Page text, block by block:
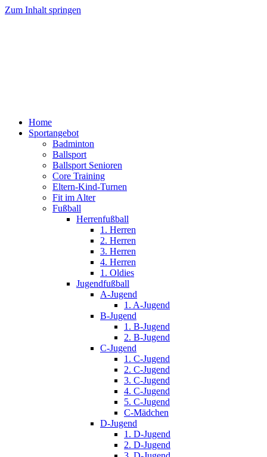
Zum Inhalt springen
Home
Sportangebot
Badminton
Ballsport
Ballsport Senioren
Core Training
Eltern-Kind-Turnen
Fit im Alter
Fußball
Herrenfußball
1. Herren
2. Herren
3. Herren
4. Herren
1. Oldies
Jugendfußball
A-Jugend
1. A-Jugend
B-Jugend
1. B-Jugend
2. B-Jugend
C-Jugend
1. C-Jugend
2. C-Jugend
3. C-Jugend
4. C-Jugend
5. C-Jugend
C-Mädchen
D-Jugend
1. D-Jugend
2. D-Jugend